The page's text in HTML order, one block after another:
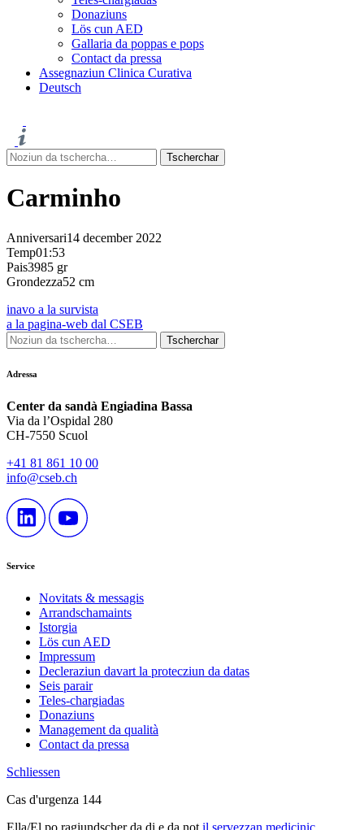
Donaziuns
Lös cun AED
Gallaria da poppas e pops
Contact da pressa
Assegnaziun Clinica Curativa
Deutsch
Carminho
Anniversari14 december 2022
Temp01:53
Pais3985 gr
Grondezza52 cm
inavo a la survista
a la pagina-web dal CSEB
Adressa
Center da sandà Engiadina Bassa
Via da l’Ospidal 280
CH-7550 Scuol
+41 81 861 10 00
info@cseb.ch
Service
Novitats & messagis
Arrandschamaints
Istorgia
Lös cun AED
Impressum
Decleraziun davart la protecziun da datas
Seis parair
Teles-chargiadas
Donaziuns
Management da qualità
Contact da pressa
Schliessen
Cas d'urgenza 144
Ella/El po ragiundscher da di e da not il servezzan medicinic